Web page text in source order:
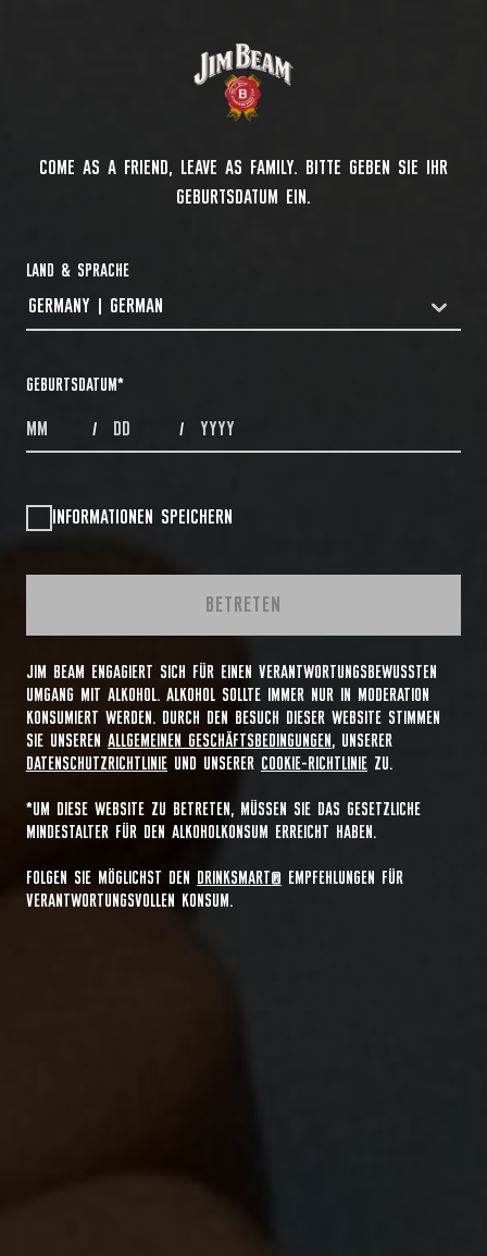
COME AS A FRIEND, LEAVE AS FAMILY. BITTE GEBEN SIE IHR
GEBURTSDATUM EIN.
LAND & SPRACHE
COUNTRYDROPDOWN
GERMANY | GERMAN
GEBURTSDATUM*
MONTHS / DAYS / YEAR
INFORMATIONEN SPEICHERN
BETRETEN
JIM BEAM ENGAGIERT SICH FÜR EINEN VERANTWORTUNGSBEWUSSTEN
UMGANG MIT ALKOHOL. ALKOHOL SOLLTE IMMER NUR IN MODERATION
KONSUMIERT WERDEN. DURCH DEN BESUCH DIESER WEBSITE STIMMEN
SIE UNSEREN ALLGEMEINEN GESCHÄFTSBEDINGUNGEN, UNSERER
DATENSCHUTZRICHTLINIE UND UNSERER COOKIE-RICHTLINIE ZU.
*UM DIESE WEBSITE ZU BETRETEN, MÜSSEN SIE DAS GESETZLICHE
MINDESTALTER FÜR DEN ALKOHOLKONSUM ERREICHT HABEN.
FOLGEN SIE MÖGLICHST DEN DRINKSMART® EMPFEHLUNGEN FÜR
VERANTWORTUNGSVOLLEN KONSUM.